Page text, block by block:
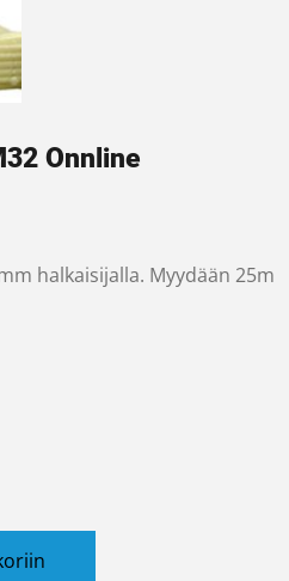
Onnline
halkaisijalla. Myydään 25m
määrä